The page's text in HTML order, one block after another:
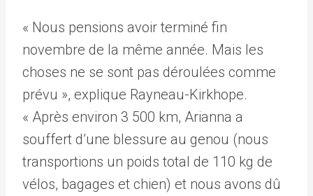
« Nous pensions avoir terminé fin
novembre de la même année. Mais les
choses ne se sont pas déroulées comme
prévu », explique Rayneau-Kirkhope.
« Après environ 3 500 km, Arianna a
souffert d’une blessure au genou (nous
transportions un poids total de 110 kg de
vélos, bagages et chien) et nous avons dû